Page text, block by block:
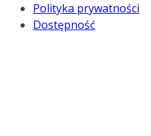
Polityka prywatności
Dostępność